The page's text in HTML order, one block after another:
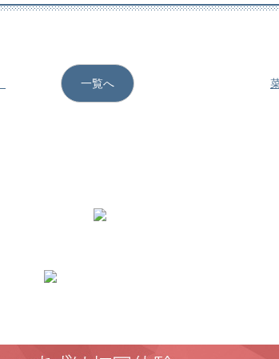
一覧へ